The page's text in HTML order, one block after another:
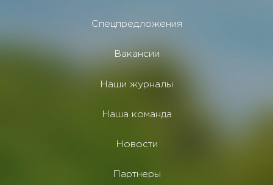
Спецпредложения
Вакансии
Наши журналы
Наша команда
Новости
Партнеры